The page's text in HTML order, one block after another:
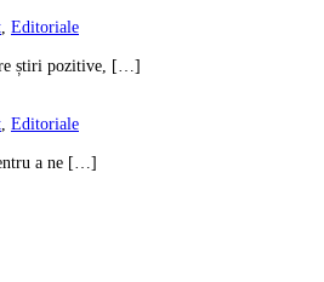
, Editoriale
știri pozitive, […]
, Editoriale
a ne […]